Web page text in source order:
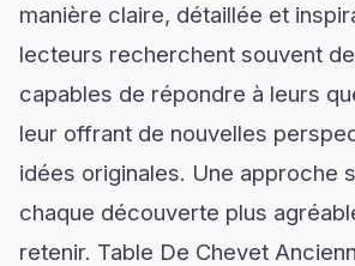
manière claire, détaillée et
lecteurs recherchent souvent
capables de répondre à leurs
leur offrant de nouvelles
idées originales. Une approche
chaque découverte plus
retenir. Table De Chevet